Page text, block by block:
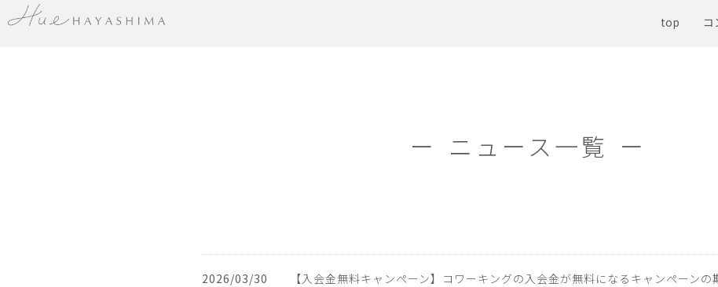
top コ
ニュース一覧
2026/03/30 【入会金無料キャンペーン】コワーキングの入会金が無料になるキャンペーンの